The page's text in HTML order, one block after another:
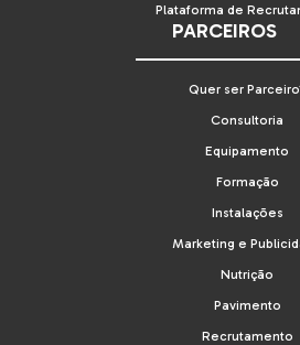
Plataforma de
PARCEIROS
Quer ser
Consultoria
Equipamento
Formação
Instalações
Marketing e
Nutrição
Pavimento
Recrutamento